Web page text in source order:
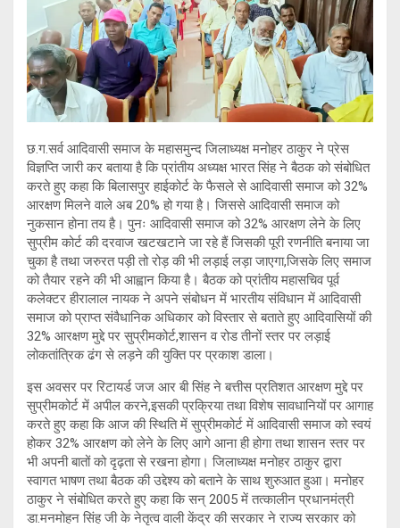
छ.ग.सर्व आदिवासी समाज के महासमुन्द जिलाध्यक्ष मनोहर ठाकुर ने प्रेस
विज्ञप्ति जारी कर बताया है कि प्रांतीय अध्यक्ष भारत सिंह ने बैठक को संबोधित
करते हुए कहा कि बिलासपुर हाईकोर्ट के फैसले से आदिवासी समाज को 32%
आरक्षण मिलने वाले अब 20% हो गया है। जिससे आदिवासी समाज को
नुकसान होना तय है। पुनः आदिवासी समाज को 32% आरक्षण लेने के लिए
सुप्रीम कोर्ट की दरवाज खटखटाने जा रहे हैं जिसकी पूरी रणनीति बनाया जा
चुका है तथा जरुरत पड़ी तो रोड़ की भी लड़ाई लड़ा जाएगा,जिसके लिए समाज
को तैयार रहने की भी आह्वान किया है। बैठक को प्रांतीय महासचिव पूर्व
कलेक्टर हीरालाल नायक ने अपने संबोधन में भारतीय संविधान में आदिवासी
समाज को प्राप्त संवैधानिक अधिकार को विस्तार से बताते हुए आदिवासियों की
32% आरक्षण मुद्दे पर सुप्रीमकोर्ट,शासन व रोड तीनों स्तर पर लड़ाई
लोकतांत्रिक ढंग से लड़ने की युक्ति पर प्रकाश डाला।
इस अवसर पर रिटायर्ड जज आर बी सिंह ने बत्तीस प्रतिशत आरक्षण मुद्दे पर
सुप्रीमकोर्ट में अपील करने,इसकी प्रक्रिया तथा विशेष सावधानियों पर आगाह
करते हुए कहा कि आज की स्थिति में सुप्रीमकोर्ट में आदिवासी समाज को स्वयं
होकर 32% आरक्षण को लेने के लिए आगे आना ही होगा तथा शासन स्तर पर
भी अपनी बातों को दृढ़ता से रखना होगा। जिलाध्यक्ष मनोहर ठाकुर द्वारा
स्वागत भाषण तथा बैठक की उद्देश्य को बताने के साथ शुरुआत हुआ। मनोहर
ठाकुर ने संबोधित करते हुए कहा कि सन् 2005 में तत्कालीन प्रधानमंत्री
डा.मनमोहन सिंह जी के नेतृत्व वाली केंद्र की सरकार ने राज्य सरकार को